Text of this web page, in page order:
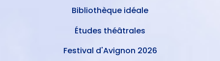
Bibliothèque idéale
Études théâtrales
Festival d'Avignon 2026